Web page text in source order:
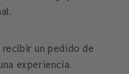
recibir un pedido de
experiencia.